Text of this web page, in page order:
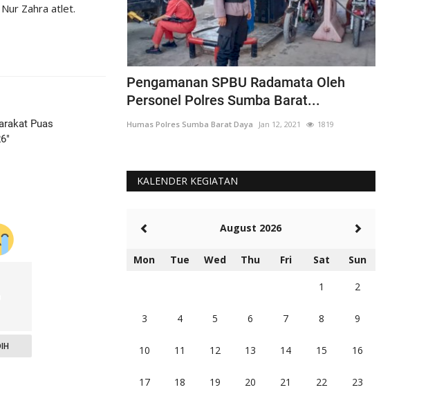
Zahra atlet.
Puas
Sep 21, 2021
Pengamanan SPBU Radamata Oleh
Personel Polres Sumba Barat...
Humas Polres Sumba Barat Daya Jan 12, 2021 1819
KALENDER KEGIATAN
August 2026
Mon Tue Wed Thu Fri Sat Sun
1 2
3 4 5 6 7 8 9
10 11 12 13 14 15 16
17 18 19 20 21 22 23